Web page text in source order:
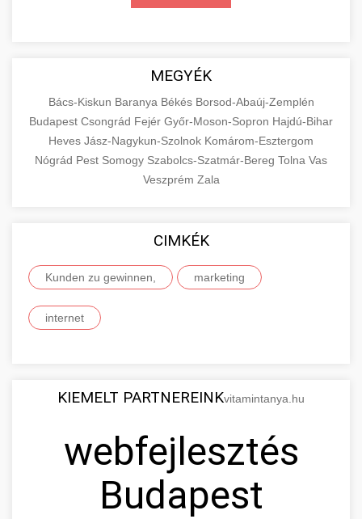
MEGYÉK
Bács-Kiskun Baranya Békés Borsod-Abaúj-Zemplén
Budapest Csongrád Fejér Győr-Moson-Sopron Hajdú-Bihar
Heves Jász-Nagykun-Szolnok Komárom-Esztergom
Nógrád Pest Somogy Szabolcs-Szatmár-Bereg Tolna Vas
Veszprém Zala
CIMKÉK
Kunden zu gewinnen, marketing
internet
KIEMELT PARTNEREINKvitamintanya.hu
webfejlesztés
Budapest